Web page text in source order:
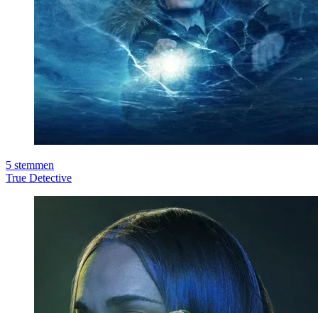
5 stemmen
True Detective